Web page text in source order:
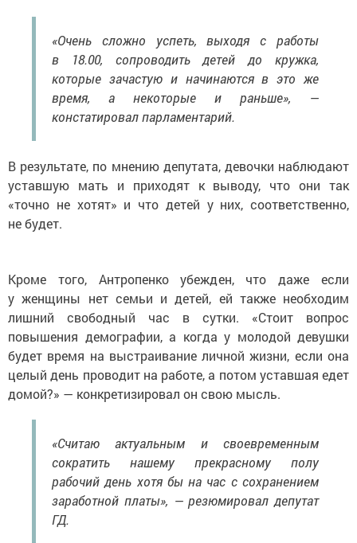
«Очень сложно успеть, выходя с работы
в 18.00, сопроводить детей до кружка,
которые зачастую и начинаются в это же
время, а некоторые и раньше», —
констатировал парламентарий.
В результате, по мнению депутата, девочки наблюдают
уставшую мать и приходят к выводу, что они так
«точно не хотят» и что детей у них, соответственно,
не будет.
Кроме того, Антропенко убежден, что даже если
у женщины нет семьи и детей, ей также необходим
лишний свободный час в сутки. «Стоит вопрос
повышения демографии, а когда у молодой девушки
будет время на выстраивание личной жизни, если она
целый день проводит на работе, а потом уставшая едет
домой?» — конкретизировал он свою мысль.
«Считаю актуальным и своевременным
сократить нашему прекрасному полу
рабочий день хотя бы на час с сохранением
заработной платы», — резюмировал депутат
ГД.